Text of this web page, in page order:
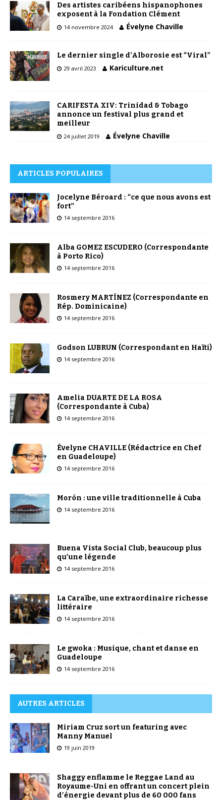
Des artistes caribéens hispanophones
exposent à la Fondation Clément
14 novembre 2024 Évelyne Chaville
Le dernier single d’Alborosie est “Viral”
29 avril 2023 Kariculture.net
CARIFESTA XIV: Trinidad & Tobago
annonce un festival plus grand et
meilleur
24 juillet 2019 Évelyne Chaville
ARTICLES POPULAIRES
Jocelyne Béroard : “ce que nous avons est
fort”
14 septembre 2016
Alba GOMEZ ESCUDERO (Correspondante
à Porto Rico)
14 septembre 2016
Rosmery MARTÍNEZ (Correspondante en
Rép. Dominicaine)
14 septembre 2016
Godson LUBRUN (Correspondant en Haïti)
14 septembre 2016
Amelia DUARTE DE LA ROSA
(Correspondante à Cuba)
14 septembre 2016
Évelyne CHAVILLE (Rédactrice en Chef
en Guadeloupe)
14 septembre 2016
Morón : une ville traditionnelle à Cuba
14 septembre 2016
Buena Vista Social Club, beaucoup plus
qu’une légende
14 septembre 2016
La Caraïbe, une extraordinaire richesse
littéraire
14 septembre 2016
Le gwoka : Musique, chant et danse en
Guadeloupe
14 septembre 2016
AUTRES ARTICLES
Miriam Cruz sort un featuring avec
Manny Manuel
19 juin 2019
Shaggy enflamme le Reggae Land au
Royaume-Uni en offrant un concert plein
d’énergie devant plus de 60 000 fans